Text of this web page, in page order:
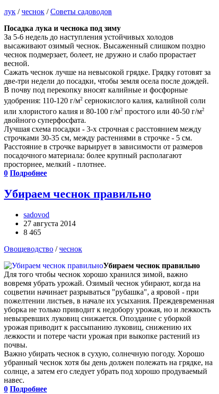
лук /чеснок /Советы садоводов
Посадка лука и чеснока под зиму
За 5-6 недель до наступления устойчивых холодов
высаживают озимый чеснок. Высаженный слишком поздно
чеснок подмерзает, болеет, не дружно и слабо прорастает
весной.
Сажать чеснок лучше на невысокой грядке. Грядку готовят за
две-три недели до посадки, чтобы земля осела после дождей.
В почву под перекопку вносят калийные и фосфорные
удобрения: 110-120 г/м2 сернокислого калия, калийной соли
или хлористого калия и 80-100 г/м2 простого или 40-50 г/м2
двойного суперфосфата.
Лучшая схема посадки - 3-х строчная с расстоянием между
строчками 30-35 см, между растениями в строчке - 5 см.
Расстояние в строчке варьирует в зависимости от размеров
посадочного материала: более крупный располагают
просторнее, мелкий - плотнее.
0 Подробнее
Убираем чеснок правильно
sadovod
27 августа 2014
8 465
Овощеводство /чеснок
Убираем чеснок правильно
Для того чтобы чеснок хорошо хранился зимой, важно
вовремя убрать урожай. Озимый чеснок убирают, когда на
соцветии начинает разрываться "рубашка", а яровой - при
пожелтении листьев, в начале их усыхания. Преждевременная
уборка не только приводит к недобору урожая, но и лежкость
невызревших луковиц снижается. Опоздание с уборкой
урожая приводит к рассыпанию луковиц, снижению их
лежкости и потере части урожая при выкопке растений из
почвы.
Важно убирать чеснок в сухую, солнечную погоду. Хорошо
убранный чеснок хотя бы день должен полежать на грядке, на
солнце, а затем его следует убрать под хорошо продуваемый
навес.
0 Подробнее